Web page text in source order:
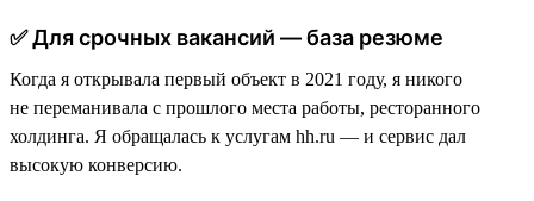
✅ Для срочных вакансий — база резюме
Когда я открывала первый объект в 2021 году, я никого
не переманивала с прошлого места работы, ресторанного
холдинга. Я обращалась к услугам hh.ru — и сервис дал
высокую конверсию.